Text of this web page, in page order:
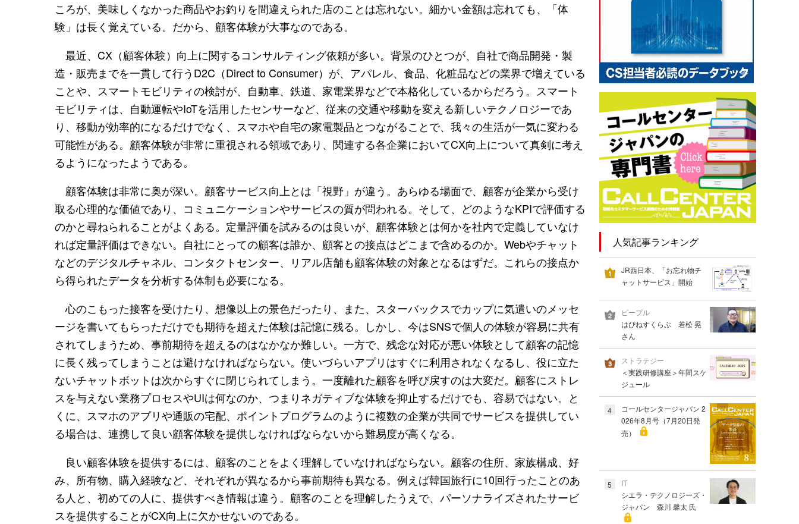
ころが、美味しくなかった商品やお釣りを間違えられた店のことは忘れない。細かい金額は忘れても、「体
験」は長く覚えている。だから、顧客体験が大事なのである。
最近、CX（顧客体験）向上に関するコンサルティング依頼が多い。背景のひとつが、自社で商品開発・製
造・販売までを一貫して行うD2C（Direct to Consumer）が、アパレル、食品、化粧品などの業界で増えている
ことや、スマートモビリティの検討が、自動車、鉄道、家電業界などで本格化しているからだろう。スマート
モビリティは、自動運転やIoTを活用したセンサーなど、従来の交通や移動を変える新しいテクノロジーであ
り、移動が効率的になるだけでなく、スマホや自宅の家電製品とつながることで、我々の生活が一気に変わる
可能性がある。顧客体験が非常に重視される領域であり、関連する各企業においてCX向上について真剣に考え
るようになったようである。
顧客体験は非常に奥が深い。顧客サービス向上とは「視野」が違う。あらゆる場面で、顧客が企業から受け
取る心理的な価値であり、コミュニケーションやサービスの質が問われる。そして、どのようなKPIで評価する
のかと尋ねられることがよくある。定量評価を試みるのは良いが、顧客体験とは何かを社内で定義していなけ
れば定量評価はできない。自社にとっての顧客は誰か、顧客との接点はどこまで含めるのか。Webやチャット
などのデジタルチャネル、コンタクトセンター、リアル店舗も顧客体験の対象となるはずだ。これらの接点か
ら得られたデータを分析する体制も必要になる。
心のこもった接客を受けたり、想像以上の景色だったり、また、スターバックスでカップに気遣いのメッセ
ージを書いてもらっただけでも期待を超えた体験は記憶に残る。しかし、今はSNSで個人の体験が容易に共有
されてしまうため、事前期待を超えるのはなかなか難しい。一方で、残念な対応が悪い体験として顧客の記憶
に長く残ってしまうことは避けなければならない。使いづらいアプリはすぐに利用されなくなるし、役に立た
ないチャットボットは次からすぐに閉じられてしまう。一度離れた顧客を呼び戻すのは大変だ。顧客にストレ
スを与えない業務プロセスやUIは何なのか、つまりネガティブな体験を抑止するだけでも、容易ではない。と
くに、スマホのアプリや通販の宅配、ポイントプログラムのように複数の企業が共同でサービスを提供してい
る場合は、連携して良い顧客体験を提供しなければならないから難易度が高くなる。
良い顧客体験を提供するには、顧客のことをよく理解していなければならない。顧客の住所、家族構成、好
み、所有物、購入経験など、それぞれが異なるから事前期待も異なる。例えば韓国旅行に10回行ったことのあ
る人と、初めての人に、提供すべき情報は違う。顧客のことを理解したうえで、パーソナライズされたサービ
スを提供することがCX向上に欠かせないのである。
人気記事ランキング
JR西日本、「お忘れ物チ
ャットサービス」開始
ピープル
はぴねすくらぶ 若松 晃
さん
ストラテジー
＜実践研修講座＞年間スケ
ジュール
4
コールセンタージャパン 2
026年8月号（7月20日発
売）
5
IT
シエラ・テクノロジーズ・
ジャパン 森川 馨太 氏